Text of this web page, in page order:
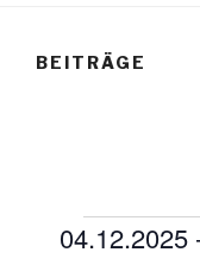
BEITRÄGE
04.12.2025